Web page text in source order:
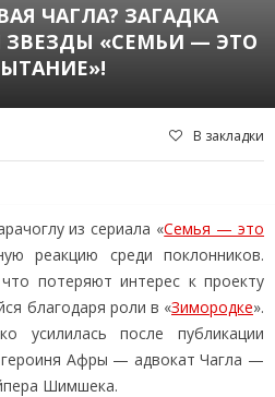
ЧАГЛА? ЗАГАДКА
«СЕМЬИ — ЭТО
В закладки
из сериала «Семья — это
реакцию среди поклонников.
потеряют интерес к проекту
благодаря роли в «Зимородке».
усилилась после публикации
героиня Афры — адвокат Чагла —
Шимшека.